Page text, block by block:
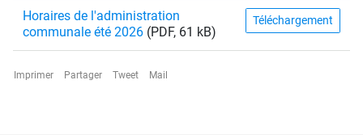
Horaires de l'administration
communale été 2026 (PDF, 61 kB)
Téléchargement
Imprimer Partager Tweet Mail